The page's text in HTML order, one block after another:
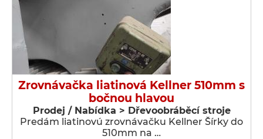
Zrovnávačka liatinová Kellner 510mm s
bočnou hlavou
Prodej / Nabídka > Dřevoobráběcí stroje
Predám liatinovú zrovnávačku Kellner Šírky do
510mm na …